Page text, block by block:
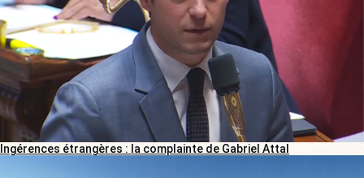
Ingérences étrangères : la complainte de Gabriel Attal